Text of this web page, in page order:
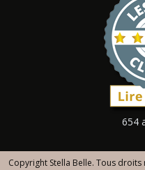
654
Copyright Stella Belle. Tous droits